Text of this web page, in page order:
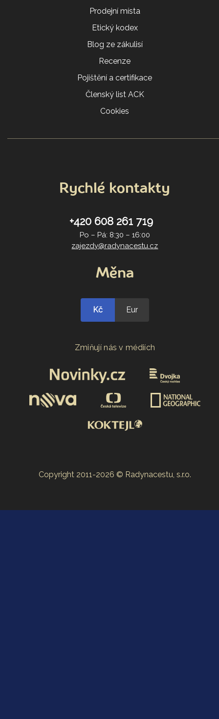
Prodejní místa
Etický kodex
Blog ze zákulisí
Recenze
Pojištění a certifikace
Členský list ACK
Cookies
Rychlé kontakty
+420 608 261 719
Po – Pá: 8:30 – 16:00
zajezdy@radynacestu.cz
Měna
Kč Eur
Zmiňují nás v médiích
Copyright 2011-2026 © Radynacestu, s.r.o.